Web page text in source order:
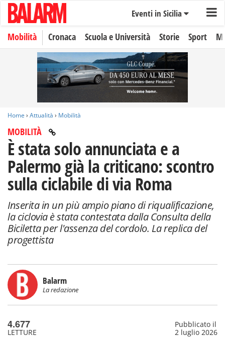
Eventi in Sicilia
Mobilità Cronaca Scuola e Università Storie Sport
Home › Attualità › Mobilità
MOBILITÀ
È stata solo annunciata e a
Palermo già la criticano: scontro
sulla ciclabile di via Roma
Inserita in un più ampio piano di riqualificazione,
la ciclovia è stata contestata dalla Consulta della
Biciletta per l'assenza del cordolo. La replica del
progettista
Balarm
La redazione
4.677
LETTURE
Pubblicato il
2 luglio 2026